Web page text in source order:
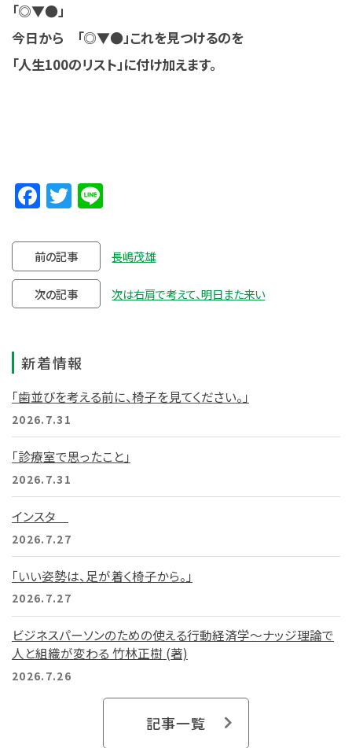
「◎▼●」
今日から 「◎▼●」これを見つけるのを
「人生100のリスト」に付け加えます。
Facebook
Twitter
前の記事 長嶋茂雄
次の記事 次は右肩で考えて、明日また来い
新着情報
「歯並びを考える前に、椅子を見てください。」
2026.7.31
「診療室で思ったこと」
2026.7.31
インスタ
2026.7.27
「いい姿勢は、足が着く椅子から。」
2026.7.27
ビジネスパーソンのための使える行動経済学～ナッジ理論で
人と組織が変わる 竹林正樹 (著)
2026.7.26
記事一覧